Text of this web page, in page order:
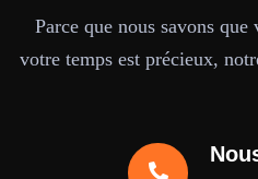
Parce que nous savons
votre temps est précieux,